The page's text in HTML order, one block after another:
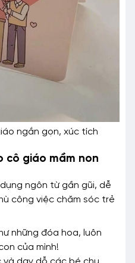
ngắn gọn, xúc tích
cô giáo mầm non
ngôn từ gần gũi, dễ
công việc chăm sóc trẻ
những đóa hoa, luôn
của mình!